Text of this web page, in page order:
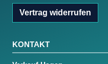
Vertrag widerrufen
KONTAKT